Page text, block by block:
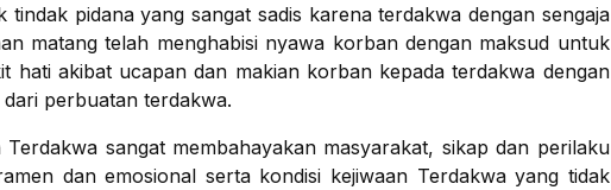
tindak pidana yang sangat sadis karena terdakwa dengan sengaja
matang telah menghabisi nyawa korban dengan maksud untuk
hati akibat ucapan dan makian korban kepada terdakwa dengan
perbuatan terdakwa.
sangat membahayakan masyarakat, sikap dan perilaku
dan emosional serta kondisi kejiwaan Terdakwa yang tidak